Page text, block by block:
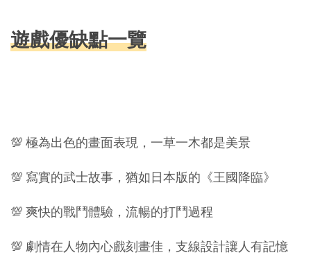
遊戲優缺點一覽
💯 極為出色的畫面表現，一草一木都是美景
💯 寫實的武士故事，猶如日本版的《王國降臨》
💯 爽快的戰鬥體驗，流暢的打鬥過程
💯 劇情在人物內心戲刻畫佳，支線設計讓人有記憶